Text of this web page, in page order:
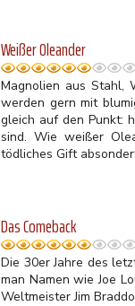
Weißer Oleander
Magnolien aus Stahl,
werden gern mit
gleich auf den Punkt:
sind. Wie weißer
tödliches Gift
Das Comeback
Die 30er Jahre des
man Namen wie Joe
Weltmeister Jim